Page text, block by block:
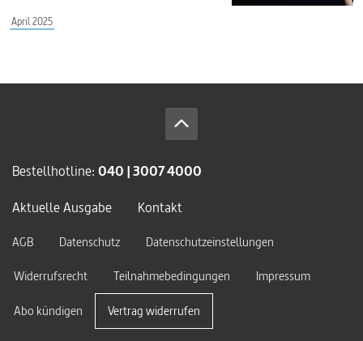
April 2025
Bestellhotline: 040 | 3007 4000
Aktuelle Ausgabe
Kontakt
AGB Datenschutz
Datenschutzeinstellungen
Widerrufsrecht
Teilnahmebedingungen Impressum
Abo kündigen Vertrag widerrufen